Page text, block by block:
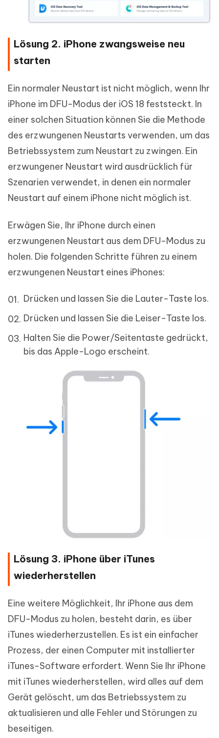
Lösung 2. iPhone zwangsweise neu
starten
Ein normaler Neustart ist nicht möglich, wenn Ihr
iPhone im DFU-Modus der iOS 18 feststeckt. In
einer solchen Situation können Sie die Methode
des erzwungenen Neustarts verwenden, um das
Betriebssystem zum Neustart zu zwingen. Ein
erzwungener Neustart wird ausdrücklich für
Szenarien verwendet, in denen ein normaler
Neustart auf einem iPhone nicht möglich ist.
Erwägen Sie, Ihr iPhone durch einen
erzwungenen Neustart aus dem DFU-Modus zu
holen. Die folgenden Schritte führen zu einem
erzwungenen Neustart eines iPhones:
Drücken und lassen Sie die Lauter-Taste los.
Drücken und lassen Sie die Leiser-Taste los.
Halten Sie die Power/Seitentaste gedrückt,
bis das Apple-Logo erscheint.
Lösung 3. iPhone über iTunes
wiederherstellen
Eine weitere Möglichkeit, Ihr iPhone aus dem
DFU-Modus zu holen, besteht darin, es über
iTunes wiederherzustellen. Es ist ein einfacher
Prozess, der einen Computer mit installierter
iTunes-Software erfordert. Wenn Sie Ihr iPhone
mit iTunes wiederherstellen, wird alles auf dem
Gerät gelöscht, um das Betriebssystem zu
aktualisieren und alle Fehler und Störungen zu
beseitigen.